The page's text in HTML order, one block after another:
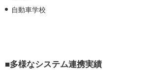
自動車学校
■多様なシステム連携実績